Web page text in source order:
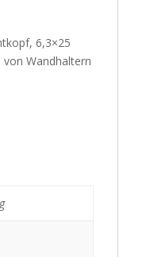
6,3×25
Wandhaltern